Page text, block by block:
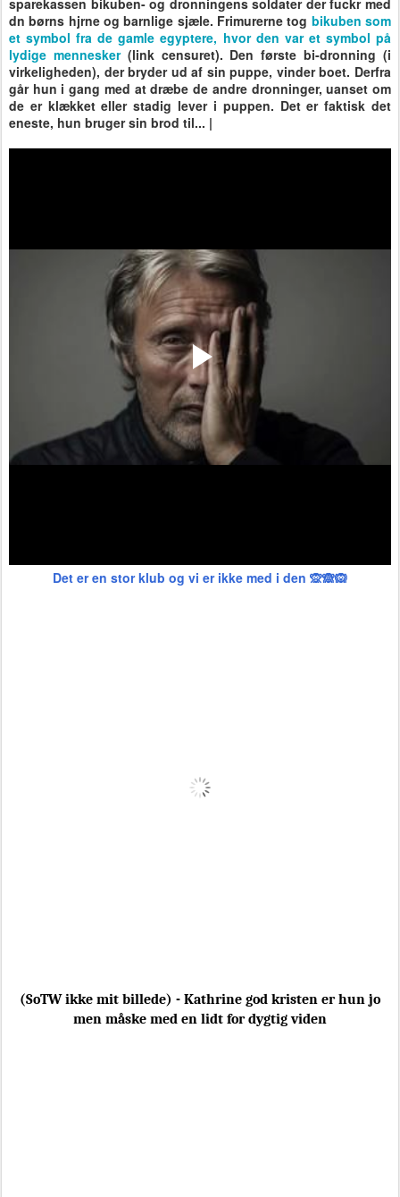
sparekassen bikuben- og dronningens soldater der fuckr med
dn børns hjrne og barnlige sjæle. Frimurerne tog bikuben som
et symbol fra de gamle egyptere, hvor den var et symbol på
lydige mennesker(link censuret). Den første bi-dronning (i
virkeligheden), der bryder ud af sin puppe, vinder boet. Derfra
går hun i gang med at dræbe de andre dronninger, uanset om
de er klækket eller stadig lever i puppen. Det er faktisk det
eneste, hun bruger sin brod til... |
Det er en stor klub og vi er ikke med i den 🙊🙈🙉
(SoTW ikke mit billede) - Kathrine god kristen er hun jo
men måske med en lidt for dygtig viden